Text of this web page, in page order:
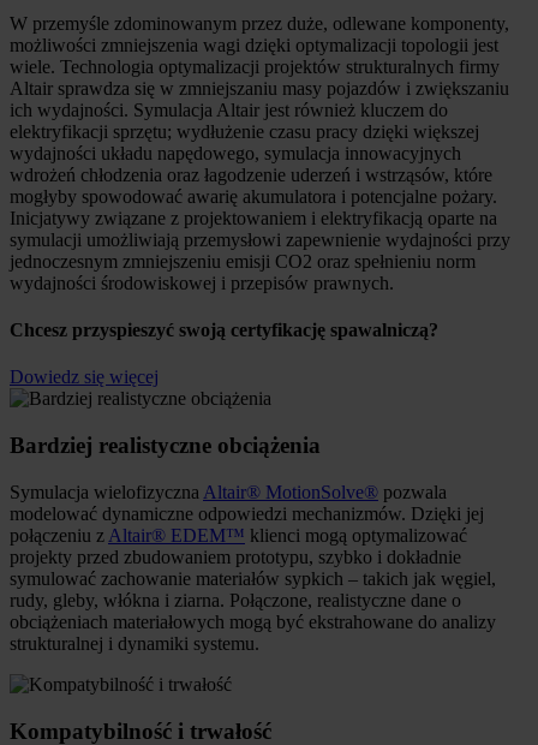
W przemyśle zdominowanym przez duże, odlewane komponenty,
możliwości zmniejszenia wagi dzięki optymalizacji topologii jest
wiele. Technologia optymalizacji projektów strukturalnych firmy
Altair sprawdza się w zmniejszaniu masy pojazdów i zwiększaniu
ich wydajności. Symulacja Altair jest również kluczem do
elektryfikacji sprzętu; wydłużenie czasu pracy dzięki większej
wydajności układu napędowego, symulacja innowacyjnych
wdrożeń chłodzenia oraz łagodzenie uderzeń i wstrząsów, które
mogłyby spowodować awarię akumulatora i potencjalne pożary.
Inicjatywy związane z projektowaniem i elektryfikacją oparte na
symulacji umożliwiają przemysłowi zapewnienie wydajności przy
jednoczesnym zmniejszeniu emisji CO2 oraz spełnieniu norm
wydajności środowiskowej i przepisów prawnych.
Chcesz przyspieszyć swoją certyfikację spawalniczą?
Dowiedz się więcej
Bardziej realistyczne obciążenia
Symulacja wielofizyczna Altair® MotionSolve® pozwala
modelować dynamiczne odpowiedzi mechanizmów. Dzięki jej
połączeniu z Altair® EDEM™ klienci mogą optymalizować
projekty przed zbudowaniem prototypu, szybko i dokładnie
symulować zachowanie materiałów sypkich – takich jak węgiel,
rudy, gleby, włókna i ziarna. Połączone, realistyczne dane o
obciążeniach materiałowych mogą być ekstrahowane do analizy
strukturalnej i dynamiki systemu.
Kompatybilność i trwałość